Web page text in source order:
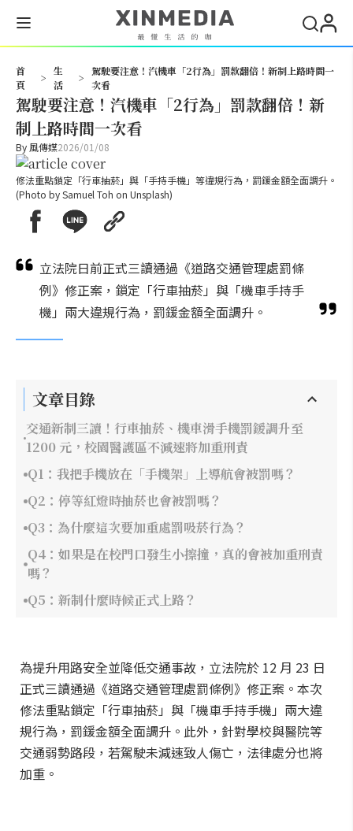
首
頁
>
生
活
>
駕駛要注意！汽機車「2行為」罰款翻倍！新制上路時間一
次看
駕駛要注意！汽機車「2行為」罰款翻倍！新
制上路時間一次看
By 風傳媒2026/01/08
修法重點鎖定「行車抽菸」與「手持手機」等違規行為，罰鍰金額全面調升。
(Photo by Samuel Toh on Unsplash)
立法院日前正式三讀通過《道路交通管理處罰條
例》修正案，鎖定「行車抽菸」與「機車手持手
機」兩大違規行為，罰鍰金額全面調升。
文章目錄
交通新制三讀！行車抽菸、機車滑手機罰鍰調升至
1200 元，校園醫護區不減速將加重刑責
Q1：我把手機放在「手機架」上導航會被罰嗎？
Q2：停等紅燈時抽菸也會被罰嗎？
Q3：為什麼這次要加重處罰吸菸行為？
Q4：如果是在校門口發生小擦撞，真的會被加重刑責
嗎？
Q5：新制什麼時候正式上路？
為提升用路安全並降低交通事故，立法院於 12 月 23 日
正式三讀通過《道路交通管理處罰條例》修正案。本次
修法重點鎖定「行車抽菸」與「機車手持手機」兩大違
規行為，罰鍰金額全面調升。此外，針對學校與醫院等
交通弱勢路段，若駕駛未減速致人傷亡，法律處分也將
加重。